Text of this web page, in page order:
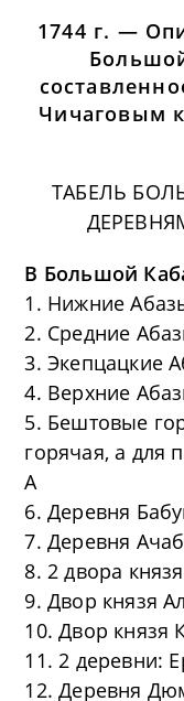
1744 г. —
Чичаговым
ТАБЕЛЬ
В Большой
1. Нижние
2. Средние
3. Экепцацкие
4. Верхние
5. Бештовые
горячая, а для
А
6. Деревня
7. Деревня
8. 2 двора
9. Двор князя
10. Двор князя
11. 2 деревни:
12. Деревня